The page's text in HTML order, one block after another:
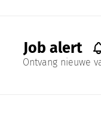
Norah B.V. All Right
Job alert
Ontvang nieuwe